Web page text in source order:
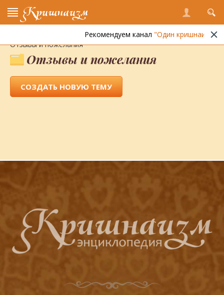
Кришнаизм
Рекомендуем канал"Один кришнаит"
Энциклопедия кришнаизма»Форум »Обратная связь»
Отзывы и пожелания
Отзывы и пожелания
СОЗДАТЬ НОВУЮ ТЕМУ